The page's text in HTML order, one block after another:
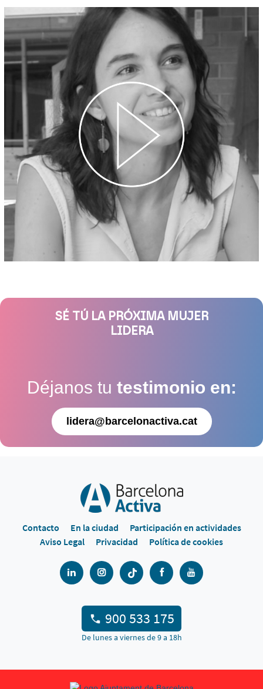
SÉ TÚ LA PRÓXIMA MUJER
LIDERA
Déjanos tu testimonio en:
lidera@barcelonactiva.cat
Contacto En la ciudad
Participación en actividades
Aviso Legal
Privacidad Política de cookies
900 533 175
De lunes a viernes de 9 a 18h